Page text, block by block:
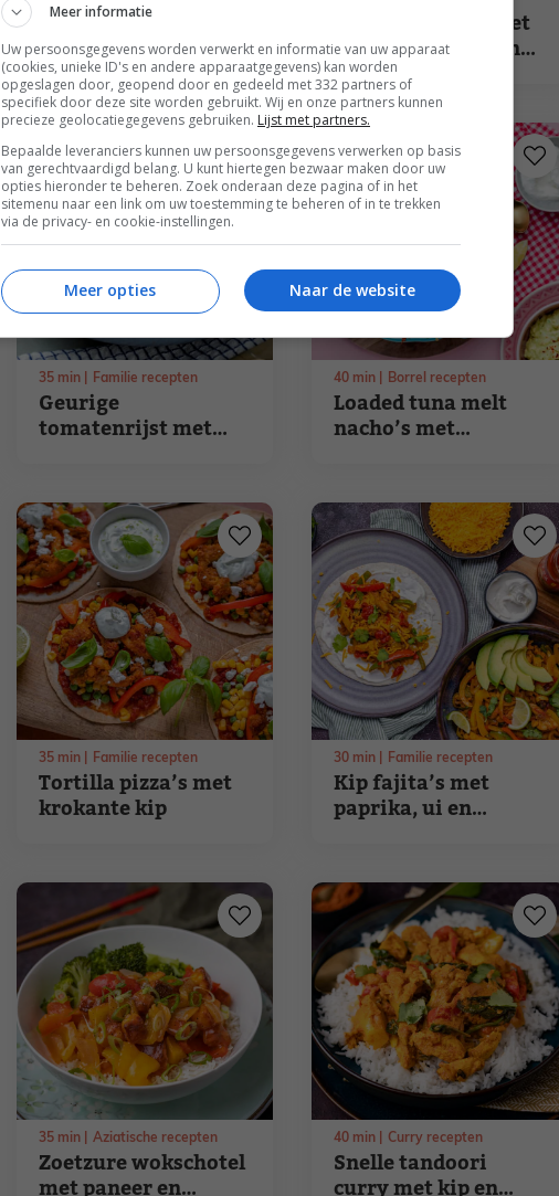
Vegetarische curry
met kikkererwten en
spinazie naans
Loaded nacho’s met
gehakt, paprika en
pico de gallo
Geurige
tomatenrijst met
35 min Familie recepten
Loaded tuna melt
nacho’s met
40 min Borrel recepten
Tortilla pizza’s met
krokante kip
35 min Familie recepten
Kip fajita’s met
paprika, ui en
30 min Familie recepten
Zoetzure wokschotel
met paneer en
35 min Aziatische recepten
Snelle tandoori
curry met kip en
40 min Curry recepten
Meer informatie
Uw persoonsgegevens worden verwerkt en informatie van uw apparaat
(cookies, unieke ID's en andere apparaatgegevens) kan worden
opgeslagen door, geopend door en gedeeld met 332 partners of
specifiek door deze site worden gebruikt. Wij en onze partners kunnen
precieze geolocatiegegevens gebruiken. Lijst met partners.
Bepaalde leveranciers kunnen uw persoonsgegevens verwerken op basis
van gerechtvaardigd belang. U kunt hiertegen bezwaar maken door uw
opties hieronder te beheren. Zoek onderaan deze pagina of in het
sitemenu naar een link om uw toestemming te beheren of in te trekken
via de privacy- en cookie-instellingen.
Naar de website
Meer opties